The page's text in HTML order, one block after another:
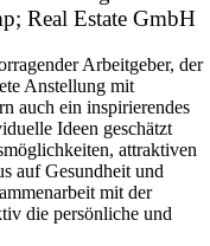
Real Estate GmbH
Arbeitgeber, der
Anstellung mit
auch ein inspirierendes
Ideen geschätzt
attraktiven
auf Gesundheit und
mit der
die persönliche und